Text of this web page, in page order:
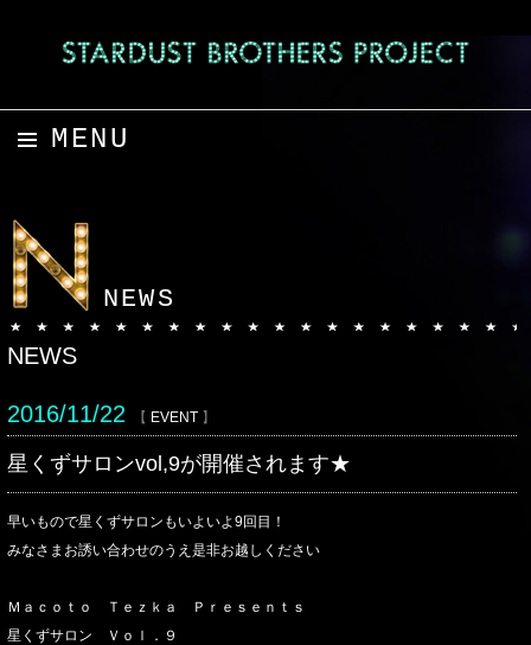
MENU
NEWS
NEWS
2016/11/22 【 EVENT 】
星くずサロンvol,9が開催されます★
早いもので星くずサロンもいよいよ9回目！
みなさまお誘い合わせのうえ是非お越しください
Ｍａｃｏｔｏ Ｔｅｚｋａ Ｐｒｅｓｅｎｔｓ
星くずサロン Ｖｏｌ．９